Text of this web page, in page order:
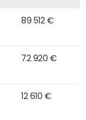
89 512 €
72 920 €
12 610 €